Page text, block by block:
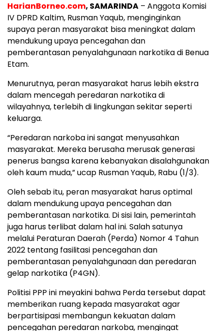
HarianBorneo.com, SAMARINDA – Anggota Komisi
IV DPRD Kaltim, Rusman Yaqub, menginginkan
supaya peran masyarakat bisa meningkat dalam
mendukung upaya pencegahan dan
pemberantasan penyalahgunaan narkotika di Benua
Etam.
Menurutnya, peran masyarakat harus lebih ekstra
dalam mencegah peredaran narkotika di
wilayahnya, terlebih di lingkungan sekitar seperti
keluarga.
“Peredaran narkoba ini sangat menyusahkan
masyarakat. Mereka berusaha merusak generasi
penerus bangsa karena kebanyakan disalahgunakan
oleh kaum muda,” ucap Rusman Yaqub, Rabu (1/3).
Oleh sebab itu, peran masyarakat harus optimal
dalam mendukung upaya pencegahan dan
pemberantasan narkotika. Di sisi lain, pemerintah
juga harus terlibat dalam hal ini. Salah satunya
melalui Peraturan Daerah (Perda) Nomor 4 Tahun
2022 tentang fasilitasi pencegahan dan
pemberantasan penyalahgunaan dan peredaran
gelap narkotika (P4GN).
Politisi PPP ini meyakini bahwa Perda tersebut dapat
memberikan ruang kepada masyarakat agar
berpartisipasi membangun kekuatan dalam
pencegahan peredaran narkoba, mengingat